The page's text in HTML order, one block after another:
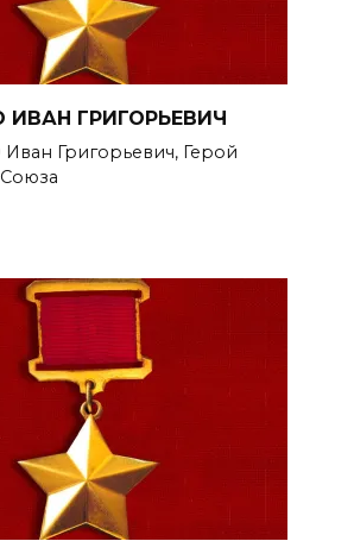
ИВАН ГРИГОРЬЕВИЧ
Григорьевич, Герой